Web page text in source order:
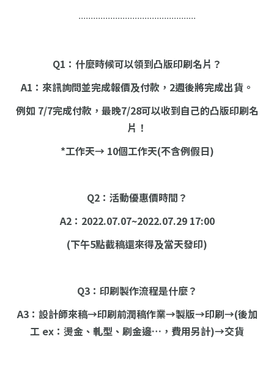
∙∙∙∙∙∙∙∙∙∙∙∙∙∙∙∙∙∙∙∙∙∙∙∙∙∙∙∙∙∙∙∙∙∙∙∙∙∙∙∙∙∙∙∙∙∙∙∙
Q1：什麼時候可以領到凸版印刷名片？
A1：來訊詢問並完成報價及付款，2週後將完成出貨。
例如 7/7完成付款，最晚7/28可以收到自己的凸版印刷名
片！
*工作天→ 10個工作天(不含例假日)
Q2：活動優惠價時間？
A2：2022.07.07~2022.07.29 17:00
(下午5點截稿還來得及當天發印)
Q3：印刷製作流程是什麼？
A3：設計師來稿→印刷前潤稿作業→製版→印刷→(後加
工 ex：燙金、軋型、刷金邊…，費用另計)→交貨